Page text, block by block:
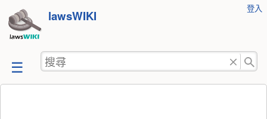
跳
至
容
lawsWIKI
工
登入
搜
尋